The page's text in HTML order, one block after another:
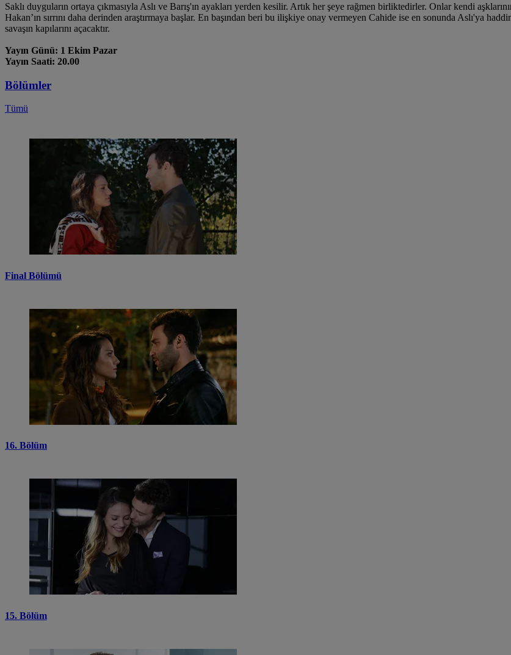
Saklı duyguların ortaya çıkmasıyla Aslı ve Barış'ın ayakları yerden kesilir. Artık her şeye rağmen birliktedirler. Onlar kendi
Hakan’ın sırrını daha derinden araştırmaya başlar. En başından beri bu ilişkiye onay vermeyen Cahide ise en sonunda Aslı'ya
savaşın kapılarını açacaktır.
Yayın Günü: 1 Ekim Pazar
Yayın Saati: 20.00
Bölümler
Tümü
Final Bölümü
16. Bölüm
15. Bölüm